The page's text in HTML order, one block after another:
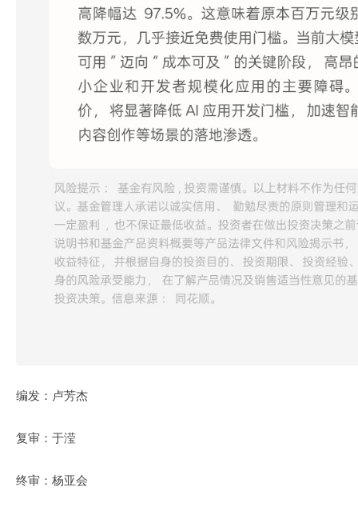
编发：卢芳杰
复审：于滢
终审：杨亚会